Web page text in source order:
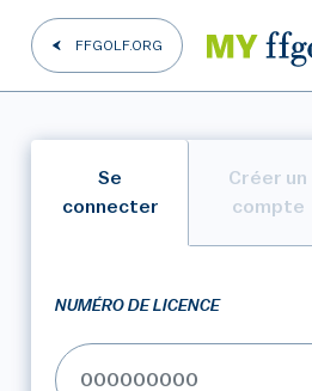
FFGOLF.ORG
Se
connecter
Créer un
compte
NUMÉRO DE LICENCE